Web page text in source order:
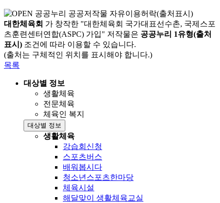
대한체육회 가 창작한 "대한체육회 국가대표선수촌, 국제스포
츠훈련센터연합(ASPC) 가입" 저작물은 공공누리 1유형(출처
표시) 조건에 따라 이용할 수 있습니다.
(출처는 구체적인 위치를 표시해야 합니다.)
목록
대상별 정보
생활체육
전문체육
체육인 복지
대상별 정보
생활체육
강습회신청
스포츠버스
배워봅시다
청소년스포츠한마당
체육시설
해달맞이 생활체육교실